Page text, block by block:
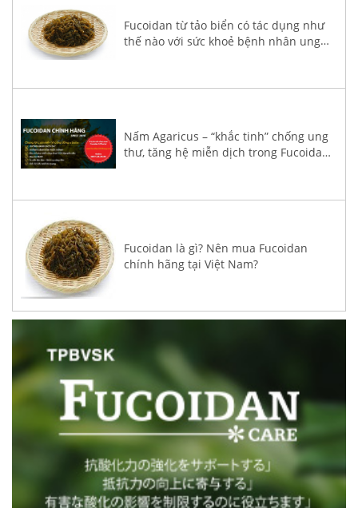
Fucoidan từ tảo biển có tác dụng như
thế nào với sức khoẻ bệnh nhân ung
Nấm Agaricus – “khắc tinh” chống ung
thư, tăng hệ miễn dịch trong Fucoidan
Fucoidan là gì? Nên mua Fucoidan
chính hãng tại Việt Nam?